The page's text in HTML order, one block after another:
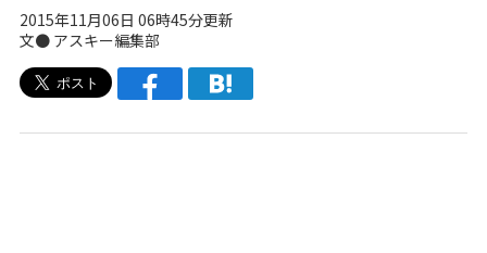
2015年11月06日 06時45分更新
文● アスキー編集部